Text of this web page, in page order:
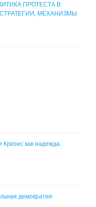
ПРОТЕСТА В
МЕХАНИЗМЫ
Кризис как надежда.
демократия